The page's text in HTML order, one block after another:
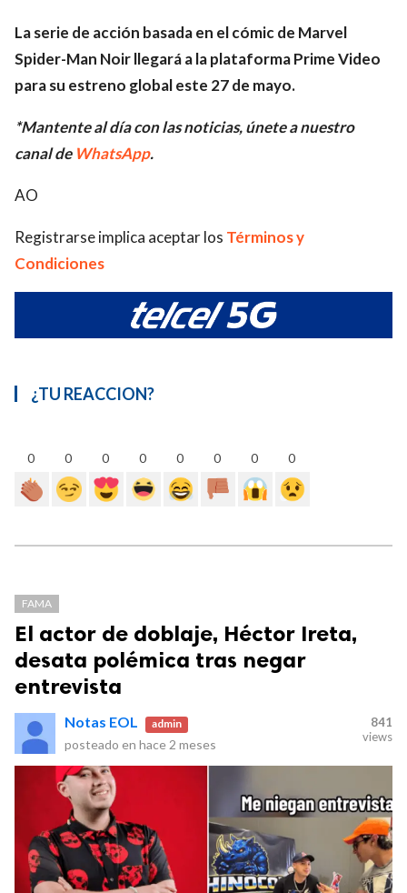
La serie de acción basada en el cómic de Marvel
Spider-Man Noir llegará a la plataforma Prime Video
para su estreno global este 27 de mayo.
*Mantente al día con las noticias, únete a nuestro
canal de WhatsApp.
AO
Registrarse implica aceptar los Términos y
Condiciones
¿TU REACCION?
0 0 0 0 0 0 0 0
FAMA
El actor de doblaje, Héctor Ireta,
desata polémica tras negar
entrevista
Notas EOL admin
posteado en hace 2 meses
841
views